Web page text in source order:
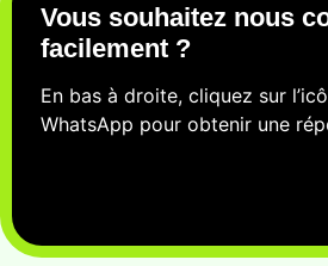
Vous souhaitez nous
facilement ?
En bas à droite, cliquez sur
WhatsApp pour obtenir une